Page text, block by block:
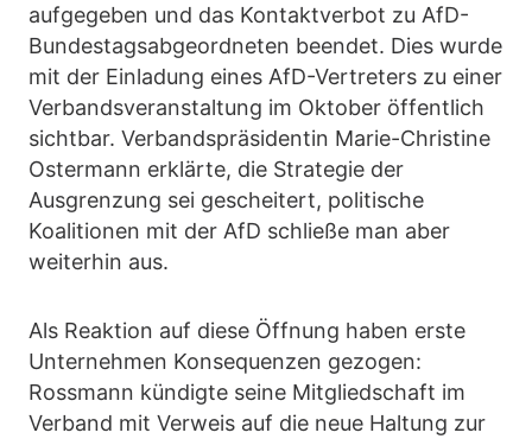
aufgegeben und das Kontaktverbot zu AfD-
Bundestagsabgeordneten beendet. Dies wurde
mit der Einladung eines AfD-Vertreters zu einer
Verbandsveranstaltung im Oktober öffentlich
sichtbar. Verbandspräsidentin Marie-Christine
Ostermann erklärte, die Strategie der
Ausgrenzung sei gescheitert, politische
Koalitionen mit der AfD schließe man aber
weiterhin aus.
Als Reaktion auf diese Öffnung haben erste
Unternehmen Konsequenzen gezogen:
Rossmann kündigte seine Mitgliedschaft im
Verband mit Verweis auf die neue Haltung zur